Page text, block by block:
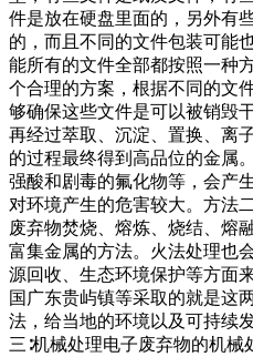
件是放在硬盘里面的，另外有
的，而且不同的文件包装可能
能所有的文件全部都按照一种
个合理的方案，根据不同的文
够确保这些文件是可以被销毁
再经过萃取、沉淀、置换、离
的过程最终得到高品位的金属
强酸和剧毒的氟化物等，会产
对环境产生的危害较大。方法
废弃物焚烧、熔炼、烧结、熔
富集金属的方法。火法处理也
源回收、生态环境保护等方面
国广东贵屿镇等采取的就是这
法，给当地的环境以及可持续
三∶机械处理电子废弃物的机